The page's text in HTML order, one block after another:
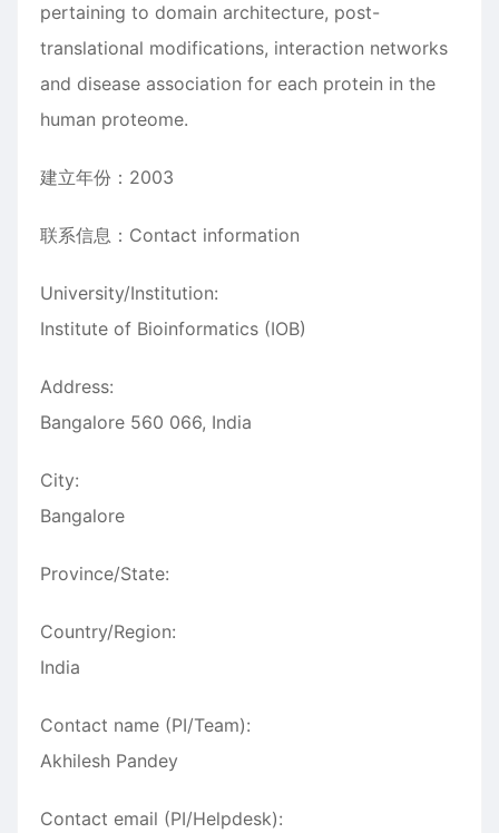
pertaining to domain architecture, post-
translational modifications, interaction networks
and disease association for each protein in the
human proteome.
建立年份：2003
联系信息：Contact information
University/Institution:
Institute of Bioinformatics (IOB)
Address:
Bangalore 560 066, India
City:
Bangalore
Province/State:
Country/Region:
India
Contact name (PI/Team):
Akhilesh Pandey
Contact email (PI/Helpdesk):